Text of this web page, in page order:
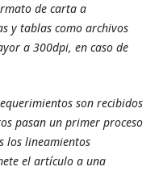
de carta a
y tablas como archivos
a 300dpi, en caso de
son recibidos
pasan un primer proceso
los lineamientos
el artículo a una